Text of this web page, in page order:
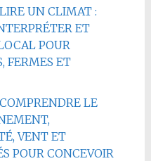
UN CLIMAT :
ET
POUR
FERMES ET
LE
VENT ET
POUR CONCEVOIR